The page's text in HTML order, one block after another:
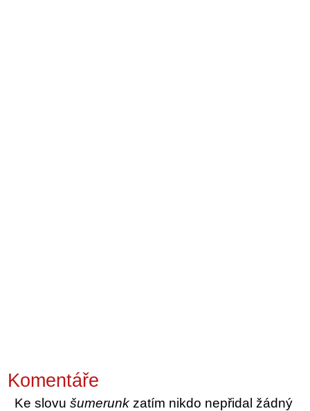
Komentáře
Ke slovušumerunk zatím nikdo nepřidal žádný